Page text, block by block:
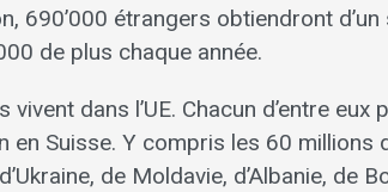
690’000 étrangers obtiendront
de plus chaque année.
dans l’UE. Chacun d’entre
en Suisse. Y compris les 60 millions
de Moldavie, d’Albanie, de